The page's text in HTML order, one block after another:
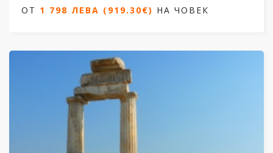
8 дни / 7 нощувки
1 798 ЛЕВА (919.30€)
ОТ 1 798 ЛЕВА (919.30€) НА ЧОВЕК